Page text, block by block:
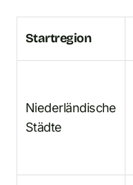
Startregion
Niederländische
Städte